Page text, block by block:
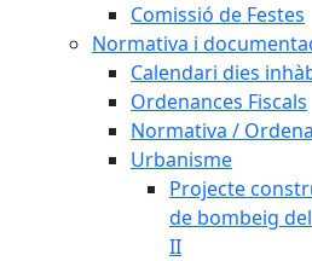
Comissió de Festes
Normativa i
Calendari dies
Ordenances Fiscals
Normativa /
Urbanisme
Projecte
de bombeig
II